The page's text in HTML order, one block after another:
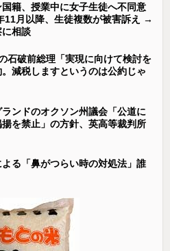
籍、授業中に女子生徒へ不同意
月以降、生徒複数が被害訴え →
相談
石破前総理「実現に向けて検討を
減税しますというのは公約じゃ
ランドのオクソン州議会「公道に
を禁止」の方針、英高等裁判所
よる「鼻がつらい時の対処法」誰